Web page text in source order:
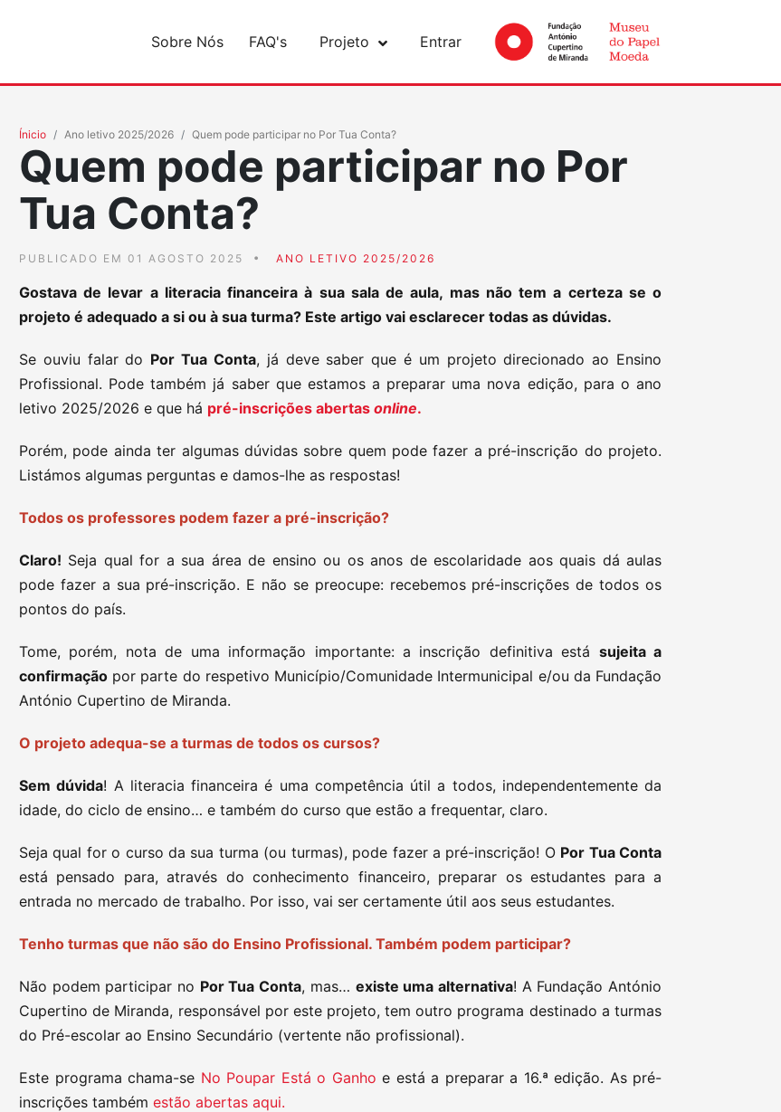
Sobre Nós FAQ's Projeto Entrar
Ínicio Ano letivo 2025/2026 Quem pode participar no Por Tua Conta?
Quem pode participar no Por
Tua Conta?
PUBLICADO EM 01 AGOSTO 2025 ANO LETIVO 2025/2026
Gostava de levar a literacia financeira à sua sala de aula, mas não tem a certeza se o
projeto é adequado a si ou à sua turma? Este artigo vai esclarecer todas as dúvidas.
Se ouviu falar do Por Tua Conta, já deve saber que é um projeto direcionado ao Ensino
Profissional. Pode também já saber que estamos a preparar uma nova edição, para o ano
letivo 2025/2026 e que há pré-inscrições abertas online.
Porém, pode ainda ter algumas dúvidas sobre quem pode fazer a pré-inscrição do projeto.
Listámos algumas perguntas e damos-lhe as respostas!
Todos os professores podem fazer a pré-inscrição?
Claro! Seja qual for a sua área de ensino ou os anos de escolaridade aos quais dá aulas
pode fazer a sua pré-inscrição. E não se preocupe: recebemos pré-inscrições de todos os
pontos do país.
Tome, porém, nota de uma informação importante: a inscrição definitiva está sujeita a
confirmação por parte do respetivo Município/Comunidade Intermunicipal e/ou da Fundação
António Cupertino de Miranda.
O projeto adequa-se a turmas de todos os cursos?
Sem dúvida! A literacia financeira é uma competência útil a todos, independentemente da
idade, do ciclo de ensino… e também do curso que estão a frequentar, claro.
Seja qual for o curso da sua turma (ou turmas), pode fazer a pré-inscrição! O Por Tua Conta
está pensado para, através do conhecimento financeiro, preparar os estudantes para a
entrada no mercado de trabalho. Por isso, vai ser certamente útil aos seus estudantes.
Tenho turmas que não são do Ensino Profissional. Também podem participar?
Não podem participar no Por Tua Conta, mas… existe uma alternativa! A Fundação António
Cupertino de Miranda, responsável por este projeto, tem outro programa destinado a turmas
do Pré-escolar ao Ensino Secundário (vertente não profissional).
Este programa chama-se No Poupar Está o Ganho e está a preparar a 16.ª edição. As pré-
inscrições também estão abertas aqui.